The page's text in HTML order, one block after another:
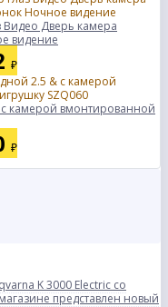
Видео Дверь камера
видение
₽
камерой вмонтированной
₽
K 3000 Electric со
представлен новый